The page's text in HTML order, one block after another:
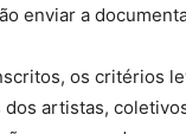
enviar a
os critérios
artistas,